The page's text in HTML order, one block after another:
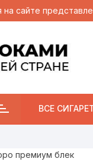
сайте
ВСЕ
премиум блек